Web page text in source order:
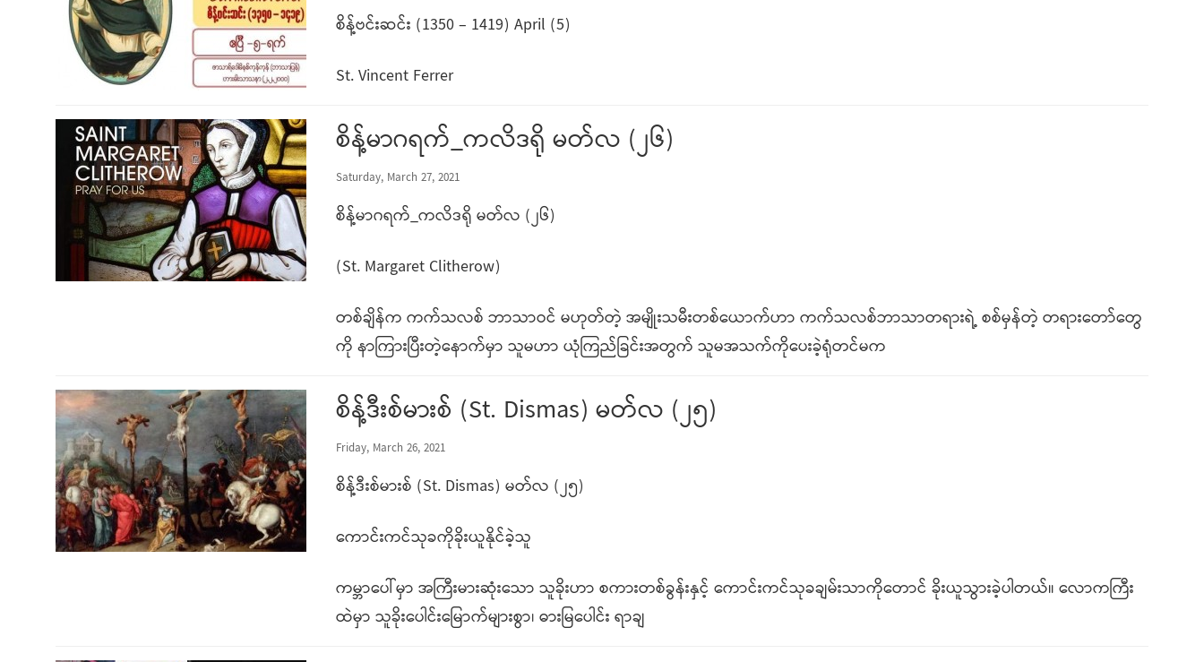
စိန့်ဗင်းဆင်း (1350 – 1419) April (5)
St. Vincent Ferrer
စိန့်မာဂရက်_ကလိဒရို မတ်လ (၂၆)
Saturday, March 27, 2021
စိန့်မာဂရက်_ကလိဒရို မတ်လ (၂၆)
(St. Margaret Clitherow)
တစ်ချိန်က ကက်သလစ် ဘာသာဝင် မဟုတ်တဲ့ အမျိုးသမီးတစ်ယောက်ဟာ ကက်သလစ်ဘာသာတရားရဲ့ စစ်မှန်တဲ့ တရားတော်တွေ
ကို နာကြားပြီးတဲ့နောက်မှာ သူမဟာ ယုံကြည်ခြင်းအတွက် သူမအသက်ကိုပေးခဲ့ရုံတင်မက
စိန့်ဒီးစ်မားစ် (St. Dismas) မတ်လ (၂၅)
Friday, March 26, 2021
စိန့်ဒီးစ်မားစ် (St. Dismas) မတ်လ (၂၅)
ကောင်းကင်သုခကိုခိုးယူနိုင်ခဲ့သူ
ကမ္ဘာပေါ်မှာ အကြီးမားဆုံးသော သူခိုးဟာ စကားတစ်ခွန်းနှင့် ကောင်းကင်သုခချမ်းသာကိုတောင် ခိုးယူသွားခဲ့ပါတယ်။ လောကကြီး
ထဲမှာ သူခိုးပေါင်းမြောက်များစွာ၊ ဓားမြပေါင်း ရာချ